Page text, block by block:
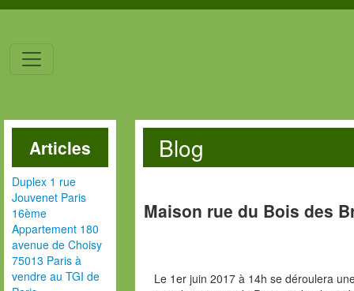
Articles
Duplex 1 rue
Jouvenet Paris
16ème
Appartement 180
avenue de Choisy
75013 Paris à
vendre au TGI de
Blog
Maison rue du Bois des
Le 1er juin 2017 à 14h se déroulera